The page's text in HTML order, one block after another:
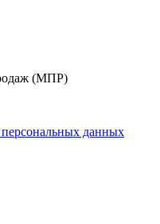
(МПР)
данных